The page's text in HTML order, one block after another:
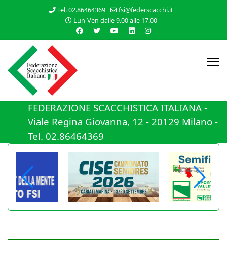
Tel. 02.86464369
fsi@federscacchi.it
Lun-Ven dalle 9.00 alle 17.00
FEDERAZIONE SCACCHISTICA ITALIANA -
Viale Regina Giovanna, 12 - 20129 Milano -
Tel. 02.86464369